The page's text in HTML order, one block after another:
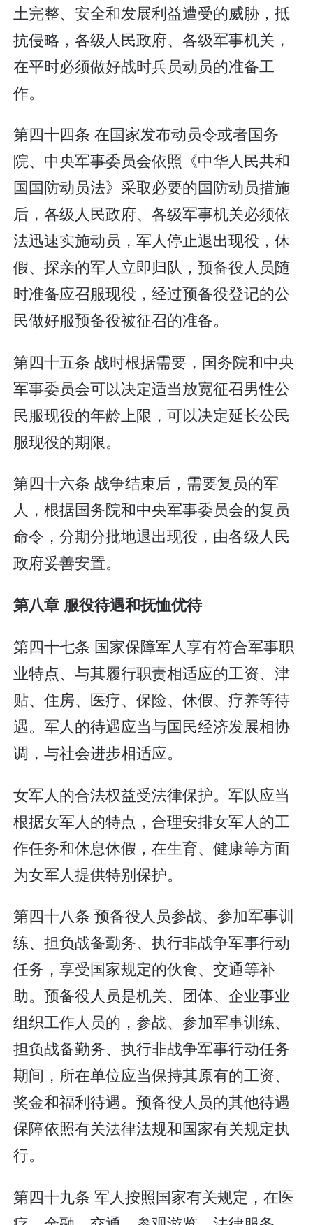
土完整、安全和发展利益遭受的威胁，抵
抗侵略，各级人民政府、各级军事机关，
在平时必须做好战时兵员动员的准备工
作。
第四十四条 在国家发布动员令或者国务
院、中央军事委员会依照《中华人民共和
国国防动员法》采取必要的国防动员措施
后，各级人民政府、各级军事机关必须依
法迅速实施动员，军人停止退出现役，休
假、探亲的军人立即归队，预备役人员随
时准备应召服现役，经过预备役登记的公
民做好服预备役被征召的准备。
第四十五条 战时根据需要，国务院和中央
军事委员会可以决定适当放宽征召男性公
民服现役的年龄上限，可以决定延长公民
服现役的期限。
第四十六条 战争结束后，需要复员的军
人，根据国务院和中央军事委员会的复员
命令，分期分批地退出现役，由各级人民
政府妥善安置。
第八章 服役待遇和抚恤优待
第四十七条 国家保障军人享有符合军事职
业特点、与其履行职责相适应的工资、津
贴、住房、医疗、保险、休假、疗养等待
遇。军人的待遇应当与国民经济发展相协
调，与社会进步相适应。
女军人的合法权益受法律保护。军队应当
根据女军人的特点，合理安排女军人的工
作任务和休息休假，在生育、健康等方面
为女军人提供特别保护。
第四十八条 预备役人员参战、参加军事训
练、担负战备勤务、执行非战争军事行动
任务，享受国家规定的伙食、交通等补
助。预备役人员是机关、团体、企业事业
组织工作人员的，参战、参加军事训练、
担负战备勤务、执行非战争军事行动任务
期间，所在单位应当保持其原有的工资、
奖金和福利待遇。预备役人员的其他待遇
保障依照有关法律法规和国家有关规定执
行。
第四十九条 军人按照国家有关规定，在医